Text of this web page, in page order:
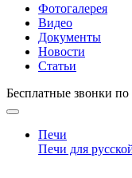
Фотогалерея
Видео
Документы
Новости
Статьи
Бесплатные звонки по
Печи
Печи для